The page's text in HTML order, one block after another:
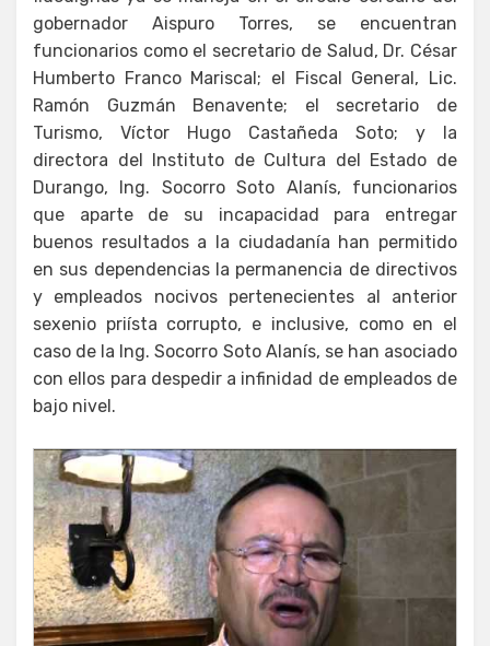
gobernador Aispuro Torres, se encuentran
funcionarios como el secretario de Salud, Dr. César
Humberto Franco Mariscal; el Fiscal General, Lic.
Ramón Guzmán Benavente; el secretario de
Turismo, Víctor Hugo Castañeda Soto; y la
directora del Instituto de Cultura del Estado de
Durango, Ing. Socorro Soto Alanís, funcionarios
que aparte de su incapacidad para entregar
buenos resultados a la ciudadanía han permitido
en sus dependencias la permanencia de directivos
y empleados nocivos pertenecientes al anterior
sexenio priísta corrupto, e inclusive, como en el
caso de la Ing. Socorro Soto Alanís, se han asociado
con ellos para despedir a infinidad de empleados de
bajo nivel.